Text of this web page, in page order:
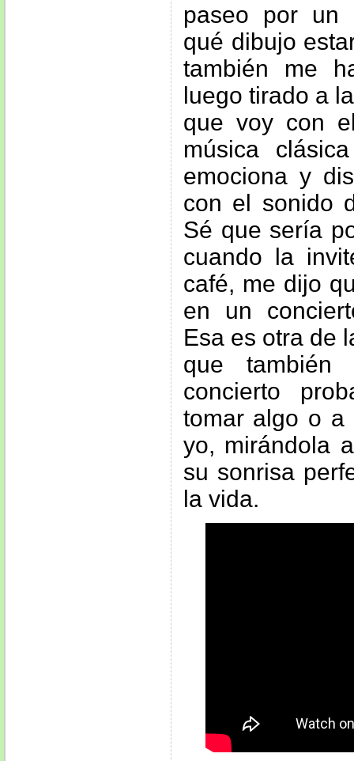
paseo por un
qué dibujo
también me
luego tirado a
que voy con
música
emociona y
con el sonido
Sé que sería
cuando la
café, me dijo
en un
Esa es otra de
que
concierto
tomar algo o a
yo, mirándola
su sonrisa
la vida.